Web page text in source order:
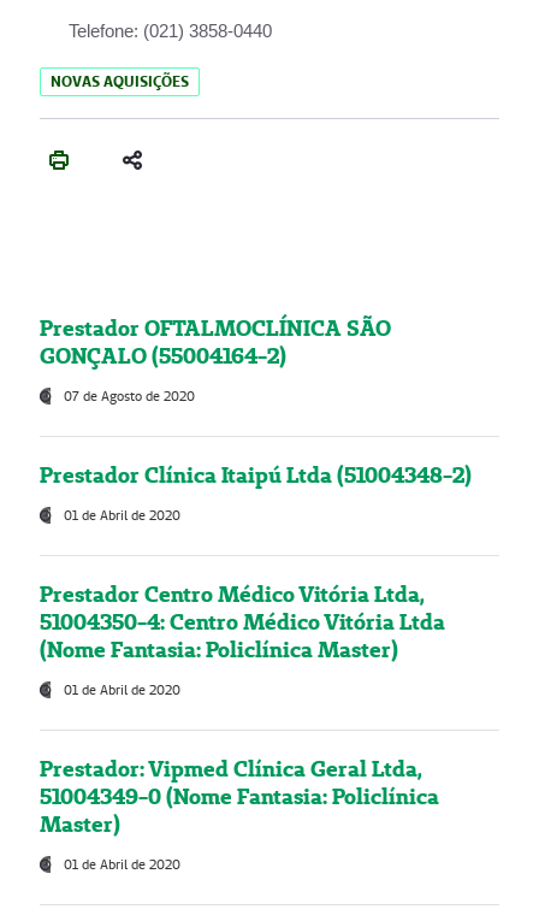
Telefone: (021) 3858-0440
NOVAS AQUISIÇÕES
Prestador OFTALMOCLÍNICA SÃO
GONÇALO (55004164-2)
07 de Agosto de 2020
Prestador Clínica Itaipú Ltda (51004348-2)
01 de Abril de 2020
Prestador Centro Médico Vitória Ltda,
51004350-4: Centro Médico Vitória Ltda
(Nome Fantasia: Policlínica Master)
01 de Abril de 2020
Prestador: Vipmed Clínica Geral Ltda,
51004349-0 (Nome Fantasia: Policlínica
Master)
01 de Abril de 2020